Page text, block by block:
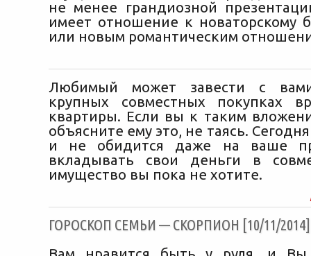
не менее грандиозной
имеет отношение к новаторскому
или новым романтическим
Любимый может завести с
крупных совместных покупках
квартиры. Если вы к таким
объясните ему это, не таясь.
и не обидится даже на ваше
вкладывать свои деньги в
имущество вы пока не хотите.
ГОРОСКОП СЕМЬИ — СКОРПИОН [10/11/2014]